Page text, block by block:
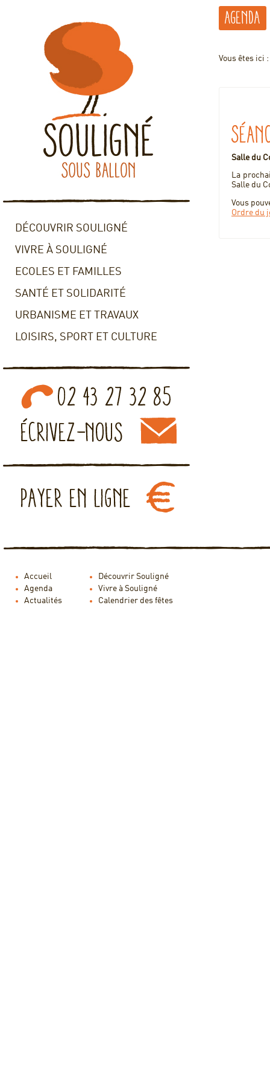
DÉCOUVRIR SOULIGNÉ
VIVRE À SOULIGNÉ
ECOLES ET FAMILLES
SANTÉ ET SOLIDARITÉ
URBANISME ET TRAVAUX
LOISIRS, SPORT ET CULTURE
Agenda
Vous êtes ici :
Salle du
La
Salle du
Vous
Ordre du
Accueil
Agenda
Actualités
Découvrir Souligné
Vivre à Souligné
Calendrier des fêtes